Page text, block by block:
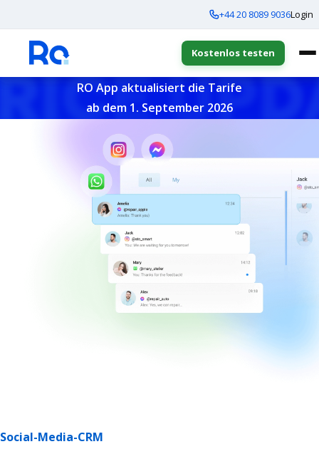
+44 20 8089 9036Login
Kostenlos testen
RO App aktualisiert die Tarife
ab dem 1. September 2026
Social-Media-CRM